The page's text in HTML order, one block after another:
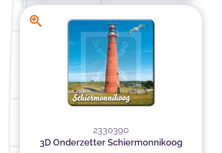
2330390
3D Onderzetter Schiermonnikoog